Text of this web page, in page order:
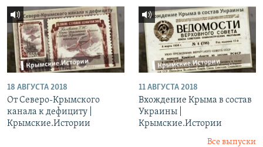
18 АВГУСТА 2018
От Северо-Крымского
канала к дефициту |
Крымские.Истории
11 АВГУСТА 2018
Вхождение Крыма в состав
Украины |
Крымские.Истории
Все выпуски